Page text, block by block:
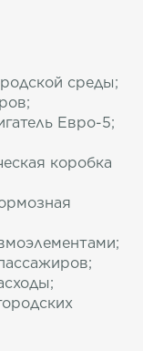
среды;
Евро-5;
коробка